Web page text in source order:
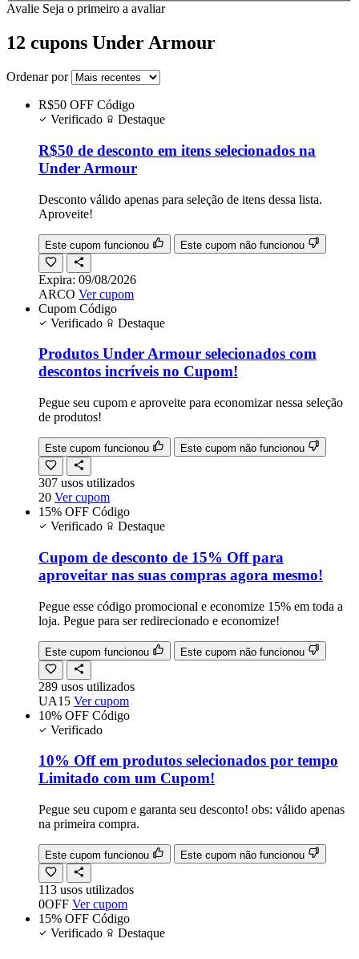
Avalie Seja o primeiro a avaliar
12 cupons Under Armour
Ordenar por
R$50 OFF Código
Verificado
Destaque
R$50 de desconto em itens selecionados na
Under Armour
Desconto válido apenas para seleção de itens dessa lista.
Aproveite!
Este cupom funcionou Este cupom não funcionou
Expira: 09/08/2026
ARCO Ver cupom
Cupom Código
Verificado
Destaque
Produtos Under Armour selecionados com
descontos incríveis no Cupom!
Pegue seu cupom e aproveite para economizar nessa seleção
de produtos!
Este cupom funcionou Este cupom não funcionou
307 usos utilizados
20 Ver cupom
15% OFF Código
Verificado
Destaque
Cupom de desconto de 15% Off para
aproveitar nas suas compras agora mesmo!
Pegue esse código promocional e economize 15% em toda a
loja. Pegue para ser redirecionado e economize!
Este cupom funcionou Este cupom não funcionou
289 usos utilizados
UA15 Ver cupom
10% OFF Código
Verificado
10% Off em produtos selecionados por tempo
Limitado com um Cupom!
Pegue seu cupom e garanta seu desconto! obs: válido apenas
na primeira compra.
Este cupom funcionou Este cupom não funcionou
113 usos utilizados
0OFF Ver cupom
15% OFF Código
Verificado
Destaque